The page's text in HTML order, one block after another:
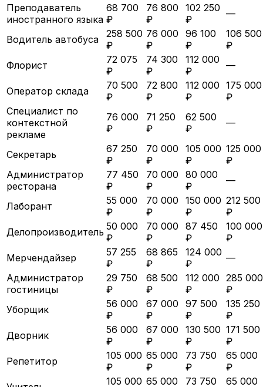
Преподаватель
иностранного языка
68 700
₽
76 800
₽
102 250
₽
—
Водитель автобуса
258 500
₽
76 000
₽
96 100
₽
106 500
₽
Флорист
72 075
₽
74 300
₽
112 000
₽
—
Оператор склада
70 500
₽
72 800
₽
112 000
₽
175 000
₽
Специалист по
контекстной
рекламе
76 000
₽
71 250
₽
62 500
₽
—
Секретарь
67 250
₽
70 000
₽
105 000
₽
125 000
₽
Администратор
ресторана
77 450
₽
70 000
₽
80 000
₽
—
Лаборант
55 000
₽
70 000
₽
150 000
₽
212 500
₽
Делопроизводитель 50 000
₽
70 000
₽
87 450
₽
100 000
₽
Мерчендайзер
57 255
₽
68 865
₽
124 000
₽
—
Администратор
гостиницы
29 750
₽
68 500
₽
112 000
₽
285 000
₽
Уборщик
56 000
₽
67 000
₽
97 500
₽
135 250
₽
Дворник
56 000
₽
67 000
₽
130 500
₽
171 500
₽
Репетитор
105 000
₽
65 000
₽
73 750
₽
65 000
₽
105 000 65 000
73 750
65 000